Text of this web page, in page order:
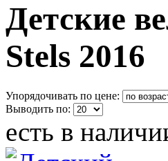
Детские
Stels 2016
Упорядочивать по цене:
Выводить по:
есть в